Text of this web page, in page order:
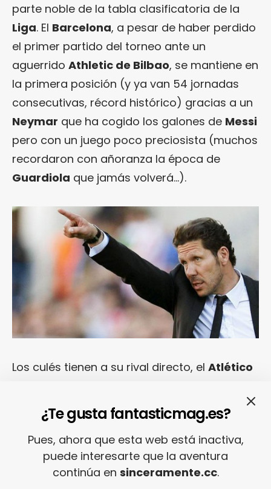
parte noble de la tabla clasificatoria de la
Liga. El Barcelona, a pesar de haber perdido
el primer partido del torneo ante un
aguerrido Athletic de Bilbao, se mantiene en
la primera posición (y ya van 54 jornadas
consecutivas, récord histórico) gracias a un
Neymar que ha cogido los galones de Messi
pero con un juego poco preciosista (muchos
recordaron con añoranza la época de
Guardiola que jamás volverá…).
Los culés tienen a su rival directo, el Atlético
a 43 puntos y a tan sólo un gol de diferencia
en el golaveraje global. El equipo colchonero
sigue viviendo en una nube apoyado en su
gran juego colectivo, en sus individualidades
y los goles deDiego Costay en la enorme
¿Te gusta fantasticmag.es?
Pues, ahora que esta web está inactiva,
puede interesarte que la aventura
continúa en sinceramente.cc.